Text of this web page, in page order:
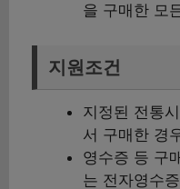
을 구매한 모
지원조건
지정된 전통
서 구매한 경
영수증 등 구
는 전자영수